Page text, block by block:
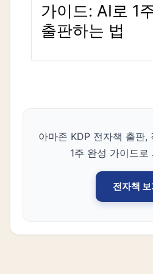
가이드: AI로 1
출판하는 법
아마존 KDP 전자책 출판,
1주 완성 가이드로
전자책 보